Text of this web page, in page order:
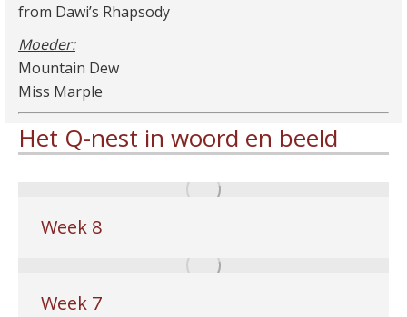
from Dawi’s Rhapsody
Moeder:
Mountain Dew
Miss Marple
Het Q-nest in woord en beeld
Week 8
Week 7